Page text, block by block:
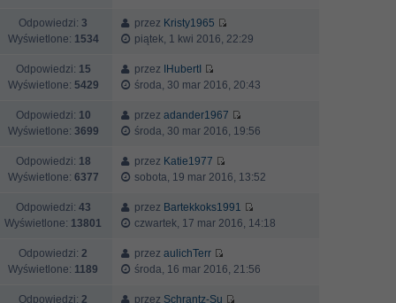
Odpowiedzi: 3
Wyświetlone: 1534
przez Kristy1965
piątek, 1 kwi 2016, 22:29
Odpowiedzi: 15
Wyświetlone: 5429
przez
IHubertI
środa, 30 mar 2016, 20:43
Odpowiedzi: 10
Wyświetlone: 3699
przezadander1967
środa, 30 mar 2016, 19:56
Odpowiedzi: 18
Wyświetlone: 6377
przez Katie1977
sobota, 19 mar 2016, 13:52
Odpowiedzi: 43
Wyświetlone: 13801
przez Bartekkoks1991
czwartek, 17 mar 2016, 14:18
Odpowiedzi: 2
Wyświetlone: 1189
przezaulichTerr
środa, 16 mar 2016, 21:56
Odpowiedzi: 2
przez Schrantz-Su